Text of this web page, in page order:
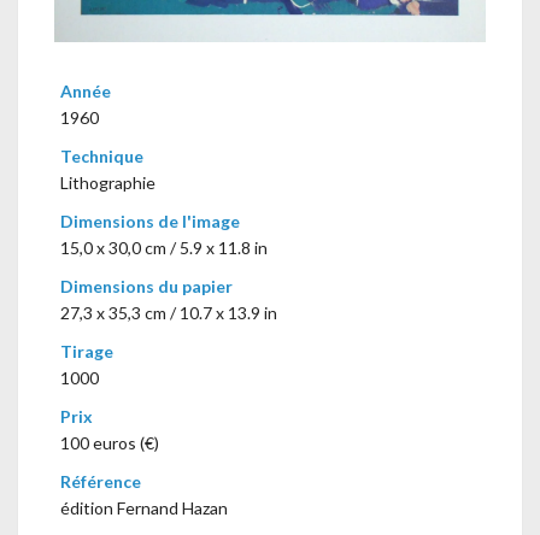
Année
1960
Technique
Lithographie
Dimensions de l'image
15,0 x 30,0 cm / 5.9 x 11.8 in
Dimensions du papier
27,3 x 35,3 cm / 10.7 x 13.9 in
Tirage
1000
Prix
100 euros (€)
Référence
édition Fernand Hazan